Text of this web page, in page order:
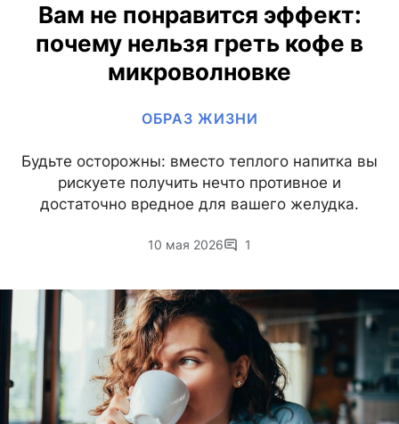
Вам не понравится эффект:
почему нельзя греть кофе в
микроволновке
ОБРАЗ ЖИЗНИ
Будьте осторожны: вместо теплого напитка вы
рискуете получить нечто противное и
достаточно вредное для вашего желудка.
10 мая 2026 1